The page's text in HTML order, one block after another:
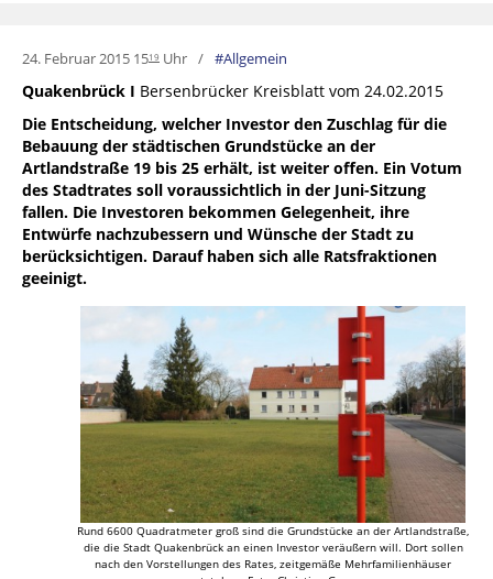
24. Februar 2015 1519 Uhr Allgemein
Quakenbrück I Bersenbrücker Kreisblatt vom 24.02.2015
Die Entscheidung, welcher Investor den Zuschlag für die
Bebauung der städtischen Grundstücke an der
Artlandstraße 19 bis 25 erhält, ist weiter offen. Ein Votum
des Stadtrates soll voraussichtlich in der Juni-Sitzung
fallen. Die Investoren bekommen Gelegenheit, ihre
Entwürfe nachzubessern und Wünsche der Stadt zu
berücksichtigen. Darauf haben sich alle Ratsfraktionen
geeinigt.
Rund 6600 Quadratmeter groß sind die Grundstücke an der Artlandstraße,
die die Stadt Quakenbrück an einen Investor veräußern will. Dort sollen
nach den Vorstellungen des Rates, zeitgemäße Mehrfamilienhäuser